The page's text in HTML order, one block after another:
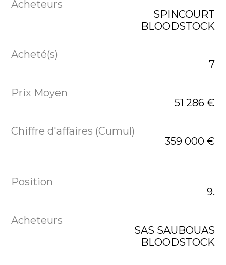
SPINCOURT
BLOODSTOCK
7
51 286 €
359 000 €
9.
SAS SAUBOUAS
BLOODSTOCK